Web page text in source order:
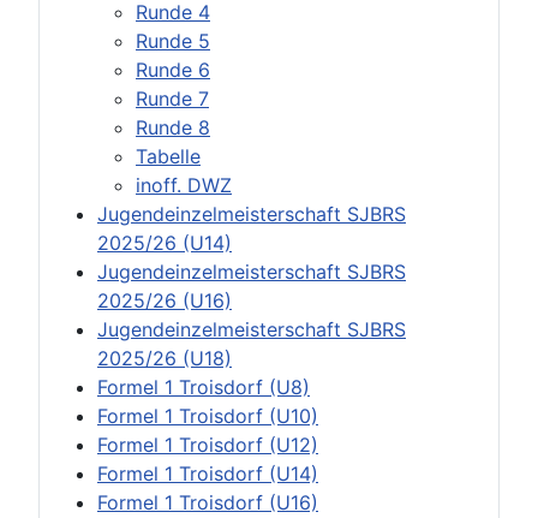
Runde 4
Runde 5
Runde 6
Runde 7
Runde 8
Tabelle
inoff. DWZ
Jugendeinzelmeisterschaft SJBRS
2025/26 (U14)
Jugendeinzelmeisterschaft SJBRS
2025/26 (U16)
Jugendeinzelmeisterschaft SJBRS
2025/26 (U18)
Formel 1 Troisdorf (U8)
Formel 1 Troisdorf (U10)
Formel 1 Troisdorf (U12)
Formel 1 Troisdorf (U14)
Formel 1 Troisdorf (U16)